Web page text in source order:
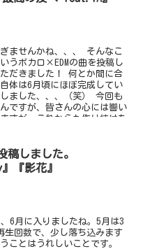
ませんかね、、、 そんなこ
うボカロ×EDMの曲を投稿し
だきました！ 何とか間に合
体は6月頃にほぼ完成してい
ました、、、（笑） 今回も
ですが、皆さんの心には響い
すが、これからも作り続けた
稿しました。
』『影花』
6月に入りましたね。5月は3
回数で、少し落ち込みます
ことはうれしいことです。